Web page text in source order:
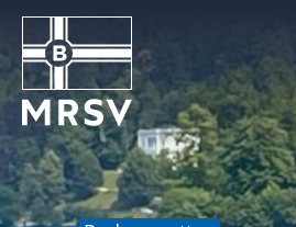
Zum
Inhalt
springen